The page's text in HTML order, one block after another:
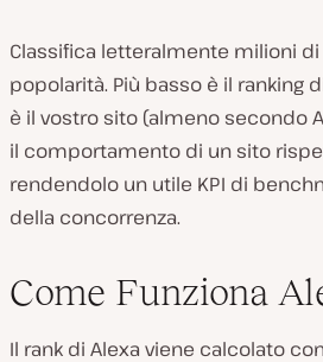
Classifica letteralmente milioni
popolarità. Più basso è il ranking
è il vostro sito (almeno secondo
il comportamento di un sito
rendendolo un utile KPI di
della concorrenza.
Come Funziona
Il rank di Alexa viene calcolato